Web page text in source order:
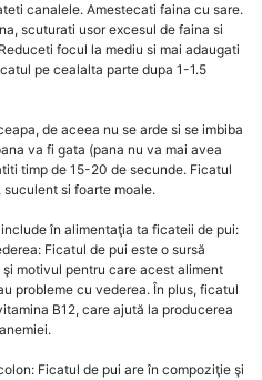
canalele. Amestecati faina cu sare.
scuturati usor excesul de faina si
focul la mediu si mai adaugati
pe cealalta parte dupa 1-1.5
de aceea nu se arde si se imbiba
va fi gata (pana nu va mai avea
timp de 15-20 de secunde. Ficatul
si foarte moale.
în alimentaţia ta ficateii de pui:
Ficatul de pui este o sursă
motivul pentru care acest aliment
probleme cu vederea. În plus, ficatul
B12, care ajută la producerea
Ficatul de pui are în compoziţie şi